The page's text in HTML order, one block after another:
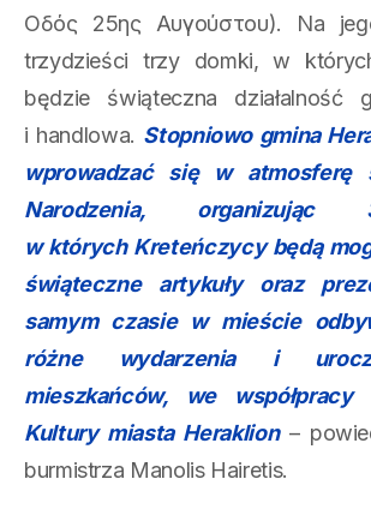
Οδός 25ης Αυγούστου). Na
trzydzieści trzy domki, w
będzie świąteczna działalność
i handlowa. Stopniowo gmina
wprowadzać się w atmosferę
Narodzenia,
w których Kreteńczycy będą
świąteczne artykuły oraz
samym czasie w mieście
różne wydarzenia i
mieszkańców, we współpracy
Kultury miasta Heraklion–
burmistrza Manolis Hairetis.